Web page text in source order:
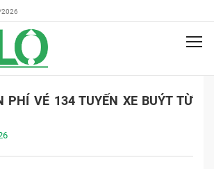
2026
PHÍ VÉ 134 TUYẾN XE BUÝT TỪ